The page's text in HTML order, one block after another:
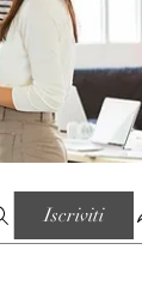
Iscriviti